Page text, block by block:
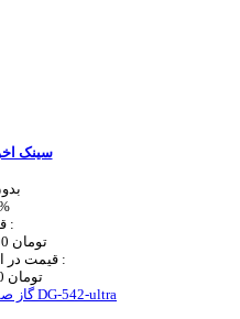
سینک
قیمت :
11,593,000 تومان
قیمت در اخوان شاپینگ :
9,390,330 تومان